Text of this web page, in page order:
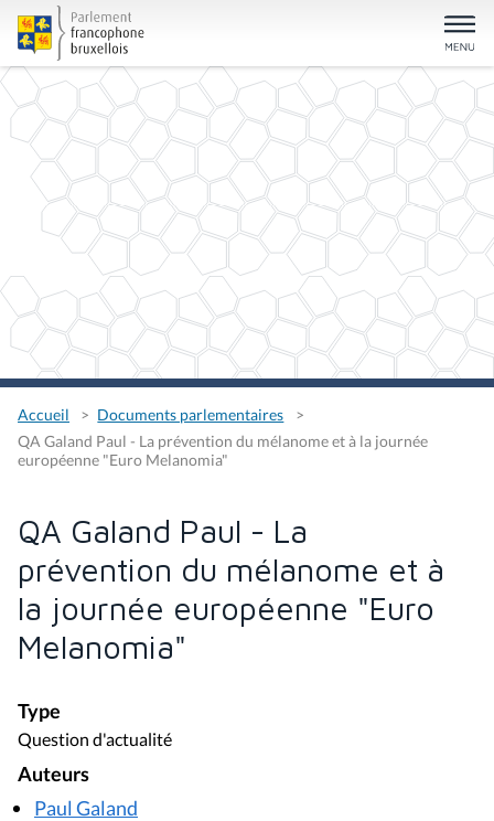
Accueil
Documents parlementaires
QA Galand Paul - La prévention du mélanome et à la journée
européenne "Euro Melanomia"
QA Galand Paul - La
prévention du mélanome et à
la journée européenne "Euro
Melanomia"
Type
Question d'actualité
Auteurs
Paul Galand